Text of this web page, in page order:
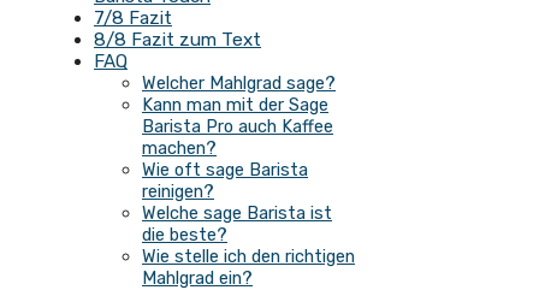
7/8 Fazit
8/8 Fazit zum Text
FAQ
Welcher Mahlgrad sage?
Kann man mit der Sage
Barista Pro auch Kaffee
machen?
Wie oft sage Barista
reinigen?
Welche sage Barista ist
die beste?
Wie stelle ich den richtigen
Mahlgrad ein?